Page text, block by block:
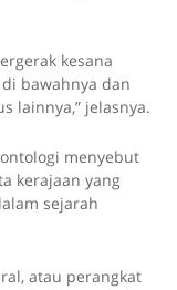
kesana
bawahnya dan
lainnya,” jelasnya.
menyebut
kerajaan yang
sejarah
atau perangkat